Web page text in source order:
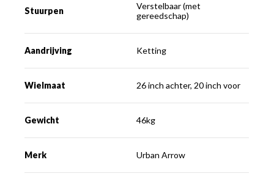
Stuurpen
Verstelbaar (met
gereedschap)
Aandrijving Ketting
Wielmaat 26 inch achter, 20 inch voor
Gewicht 46kg
Merk Urban Arrow